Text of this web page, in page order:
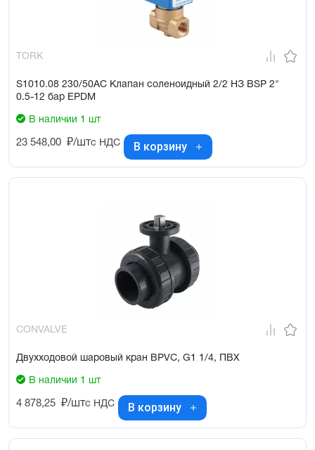
TORK
S1010.08 230/50AC Клапан соленоидный 2/2 НЗ BSP 2"
0.5-12 бар EPDM
В наличии 1 шт
23 548,00 ₽/штс НДС В корзину
CONVALVE
Двухходовой шаровый кран BPVC, G1 1/4, ПВХ
В наличии 1 шт
4 878,25 ₽/штс НДС В корзину